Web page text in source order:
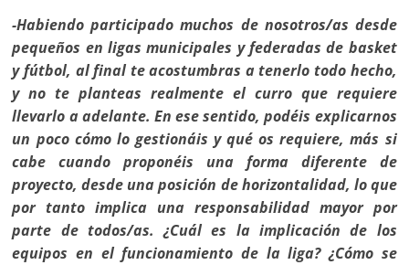
-Habiendo participado muchos de nosotros/as desde
peque­ños en ligas municipales y federadas de basket
y fútbol, al final te acostumbras a tenerlo todo hecho,
y no te planteas realmen­te el curro que requiere
llevarlo a adelante. En ese sentido, po­déis explicarnos
un poco cómo lo gestionáis y qué os requiere, más si
cabe cuando proponéis una forma diferente de
proyecto, desde una posición de horizontalidad, lo que
por tanto impli­ca una responsabilidad mayor por
parte de todos/as. ¿Cuál es la implicación de los
equipos en el funcionamiento de la liga? ¿Cómo se